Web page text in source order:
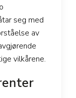
seg med
av
vilkårene.